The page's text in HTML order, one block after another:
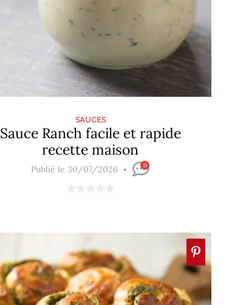
SAUCES
Sauce Ranch facile et rapide
recette maison
Publié le 30/07/2026 0